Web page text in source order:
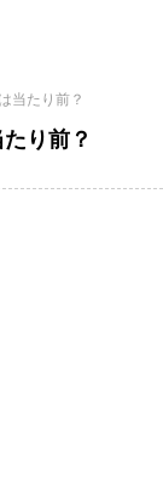
当たり前？
り前？